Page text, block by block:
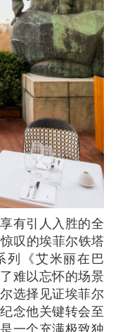
叹的埃菲尔铁塔
列《艾米丽在巴
难以忘怀的场景
选择见证埃菲尔
念他关键转会至